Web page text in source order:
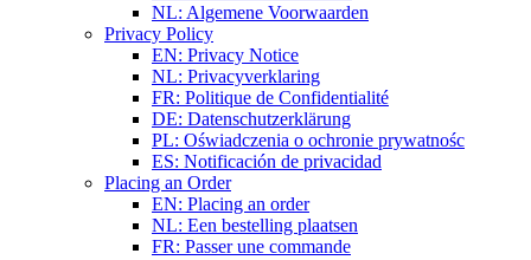
NL: Algemene Voorwaarden
Privacy Policy
EN: Privacy Notice
NL: Privacyverklaring
FR: Politique de Confidentialité
DE: Datenschutzerklärung
PL: Oświadczenia o ochronie prywatnośc
ES: Notificación de privacidad
Placing an Order
EN: Placing an order
NL: Een bestelling plaatsen
FR: Passer une commande